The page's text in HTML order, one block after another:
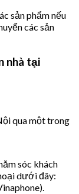
sản phẩm nếu
các sản
nhà tại
qua một trong
sóc khách
dưới đây: